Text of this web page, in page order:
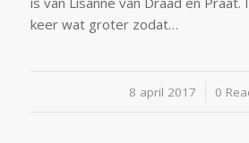
keer wat groter zodat…
8 april 2017
/ 0